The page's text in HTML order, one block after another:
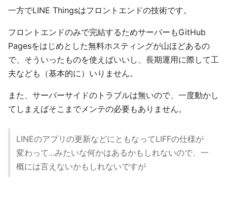
一方でLINE Thingsはフロントエンドの技術です。
フロントエンドのみで完結するためサーバーもGitHub
Pagesをはじめとした無料ホスティングが山ほどあるの
で、そういったものを使えばいいし、長期運用に際して工
夫なども（基本的に）いりません。
また、サーバーサイドのトラブルは無いので、一度動かし
てしまえばそこまでメンテの必要もありません。
LINEのアプリの更新などにともなってLIFFの仕様が
変わって...みたいな何かはあるかもしれないので、一
概には言えないかもしれないですが